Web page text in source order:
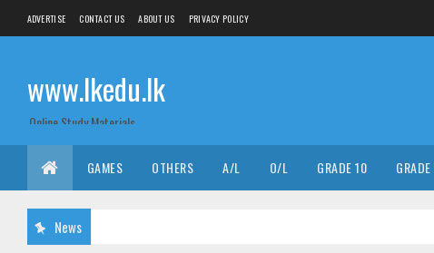
ADVERTISE CONTACT US ABOUT US PRIVACY POLICY
www.lkedu.lk
Online Study Materials
GAMES OTHERS A/L O/L GRADE 10
News